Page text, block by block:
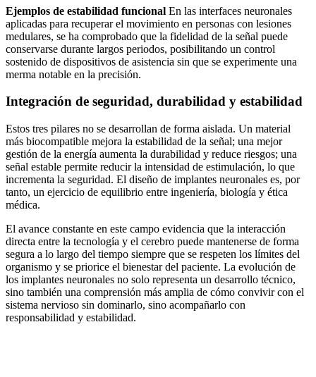
Ejemplos de estabilidad funcional En las interfaces neuronales
aplicadas para recuperar el movimiento en personas con lesiones
medulares, se ha comprobado que la fidelidad de la señal puede
conservarse durante largos periodos, posibilitando un control
sostenido de dispositivos de asistencia sin que se experimente una
merma notable en la precisión.
Integración de seguridad, durabilidad y estabilidad
Estos tres pilares no se desarrollan de forma aislada. Un material
más biocompatible mejora la estabilidad de la señal; una mejor
gestión de la energía aumenta la durabilidad y reduce riesgos; una
señal estable permite reducir la intensidad de estimulación, lo que
incrementa la seguridad. El diseño de implantes neuronales es, por
tanto, un ejercicio de equilibrio entre ingeniería, biología y ética
médica.
El avance constante en este campo evidencia que la interacción
directa entre la tecnología y el cerebro puede mantenerse de forma
segura a lo largo del tiempo siempre que se respeten los límites del
organismo y se priorice el bienestar del paciente. La evolución de
los implantes neuronales no solo representa un desarrollo técnico,
sino también una comprensión más amplia de cómo convivir con el
sistema nervioso sin dominarlo, sino acompañarlo con
responsabilidad y estabilidad.